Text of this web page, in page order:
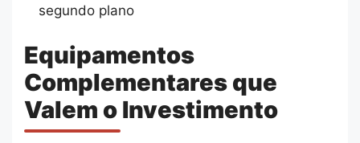
segundo plano
Equipamentos
Complementares que
Valem o Investimento